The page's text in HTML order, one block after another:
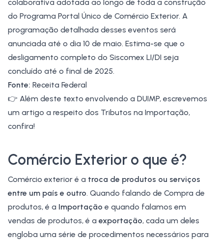
colaborativa adotada ao longo de toda a construção
do Programa Portal Único de Comércio Exterior. A
programação detalhada desses eventos será
anunciada até o dia 10 de maio. Estima-se que o
desligamento completo do Siscomex LI/DI seja
concluído até o final de 2025.
Fonte: Receita Federal
👉 Além deste texto envolvendo a DUIMP, escrevemos
um artigo a respeito dos Tributos na Importação,
confira!
Comércio Exterior o que é?
Comércio exterior é a troca de produtos ou serviços
entre um país e outro. Quando falando de Compra de
produtos, é a Importação e quando falamos em
vendas de produtos, é a exportação, cada um deles
engloba uma série de procedimentos necessários para